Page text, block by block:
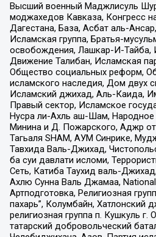
Высший военный Маджлисуль
моджахедов Кавказа, Конгресс
Дагестана, База, Асбат аль-
Исламская группа, Братья-
освобождения, Лашкар-И-Тайба,
Движение Талибан, Исламская
Общество социальных реформ,
исламского наследия, Дом двух
Исламский джихад, Аль-Каида,
Правый сектор, Исламское
Нусра ли-Ахль аш-Шам, Народное
Минина и Д. Пожарского, Аджр от
Тагьаля SHAM, АУМ Синрике,
Тавхида Валь-Джихад,
ба суи давлати исломи,
Сеть, Катиба Таухид валь-
Ахлю Сунна Валь Джамаа,
Артподготовка, Религиозная
пахарь”, Колумбайн, Хатлонский
религиозная группа п. Кушкуль г.
татарский добровольческий